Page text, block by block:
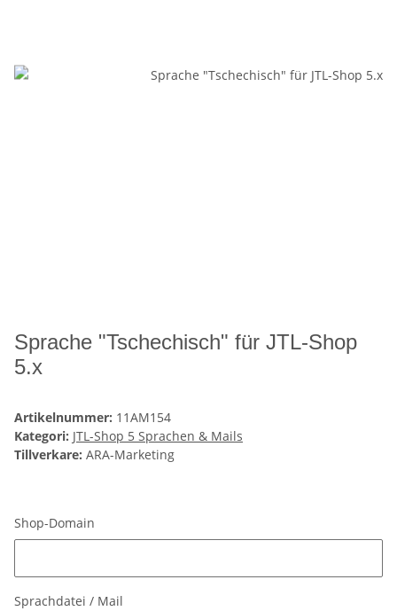
Sprache "Tschechisch" für JTL-Shop
5.x
Artikelnummer: 11AM154
Kategori: JTL-Shop 5 Sprachen & Mails
Tillverkare: ARA-Marketing
Shop-Domain
Sprachdatei / Mail